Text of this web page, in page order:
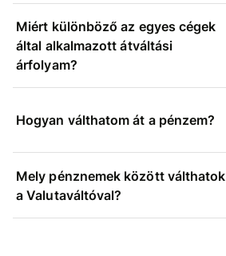
Miért különböző az egyes cégek
által alkalmazott átváltási
árfolyam?
Hogyan válthatom át a pénzem?
Mely pénznemek között válthatok
a Valutaváltóval?